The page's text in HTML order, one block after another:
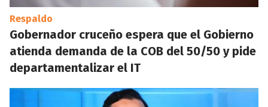
Respaldo
Gobernador cruceño espera que el Gobierno
atienda demanda de la COB del 50/50 y pide
departamentalizar el IT